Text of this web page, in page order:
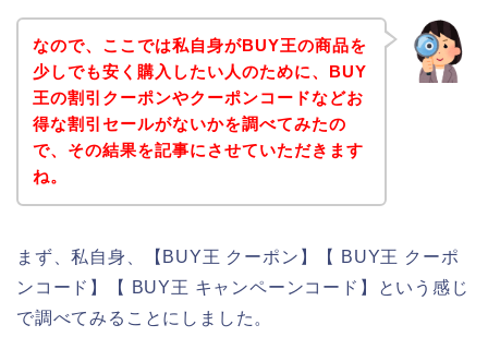
なので、ここでは私自身がBUY王の商品を
少しでも安く購入したい人のために、BUY
王の割引クーポンやクーポンコードなどお
得な割引セールがないかを調べてみたの
で、その結果を記事にさせていただきます
ね。
まず、私自身、【BUY王 クーポン】【 BUY王 クーポ
ンコード】【 BUY王 キャンペーンコード】という感じ
で調べてみることにしました。